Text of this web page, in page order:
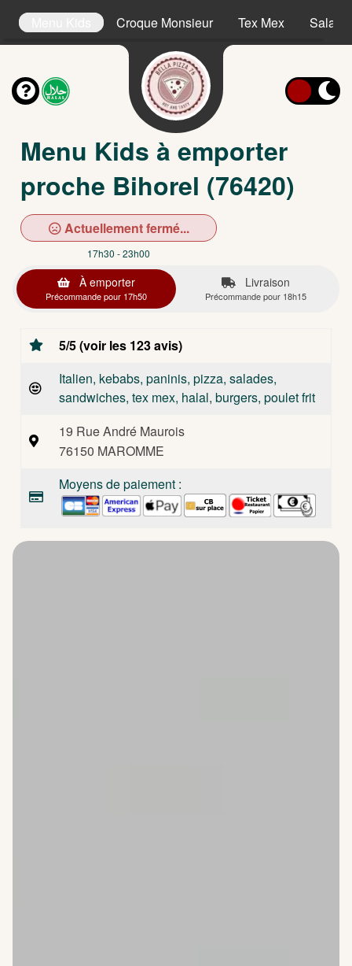
Croque Monsieur Tex Mex
Menu Kids à emporter
proche Bihorel (76420)
Actuellement fermé...
17h30 - 23h00
À emporter
Précommande pour 17h50
Livraison
Précommande pour 18h15
5/5 (voir les 123 avis)
Italien, kebabs, paninis, pizza, salades,
sandwiches, tex mex, halal, burgers, poulet frit
19 Rue André Maurois
76150 MAROMME
Moyens de paiement :